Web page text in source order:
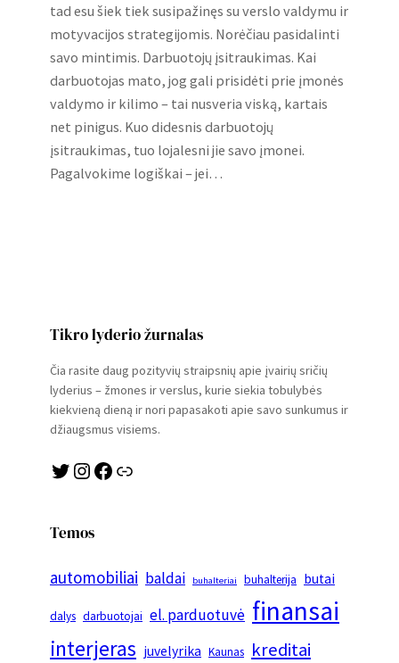
tad esu šiek tiek susipažinęs su verslo valdymu ir
motyvacijos strategijomis. Norėčiau pasidalinti
savo mintimis. Darbuotojų įsitraukimas. Kai
darbuotojas mato, jog gali prisidėti prie įmonės
valdymo ir kilimo – tai nusveria viską, kartais
net pinigus. Kuo didesnis darbuotojų
įsitraukimas, tuo lojalesni jie savo įmonei.
Pagalvokime logiškai – jei…
Tikro lyderio žurnalas
Čia rasite daug pozityvių straipsnių apie įvairių sričių
lyderius – žmones ir verslus, kurie siekia tobulybės
kiekvieną dieną ir nori papasakoti apie savo sunkumus ir
džiaugsmus visiems.
Twitter Instagram Facebook Link
Temos
automobiliai baldai buhalteriai buhalterija butai
dalys darbuotojai el. parduotuvė finansai
interjeras juvelyrika Kaunas kreditai